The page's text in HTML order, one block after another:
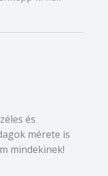
és
mérete is
mindekinek!